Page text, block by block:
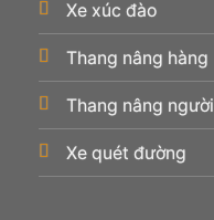
Xe xúc đào
Thang nâng hàng
Thang nâng người
Xe quét đường